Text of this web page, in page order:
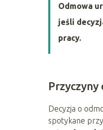
Odmowa
jeśli
pracy.
Decyzja o
spotykane